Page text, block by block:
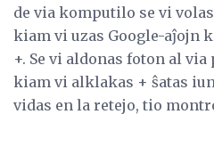
de via komputilo se vi
kiam vi uzas Google-aĵojn
+. Se vi aldonas foton al
kiam vi alklakas + ŝatas
vidas en la retejo, tio